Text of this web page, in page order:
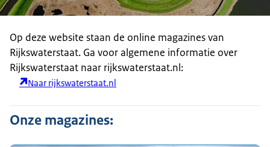
Op deze website staan de online magazines van
Rijkswaterstaat. Ga voor algemene informatie over
Rijkswaterstaat naar rijkswaterstaat.nl:
Naar rijkswaterstaat.nl
Onze magazines: